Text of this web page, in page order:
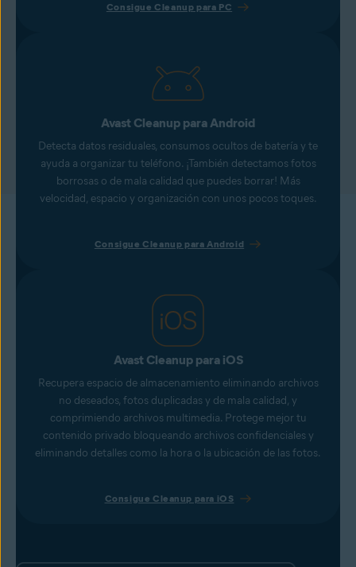
Consigue Cleanup para PC
Avast Cleanup para Android
Detecta datos residuales, consumos ocultos de batería y te
ayuda a organizar tu teléfono. ¡También detectamos fotos
borrosas o de mala calidad que puedes borrar! Más
velocidad, espacio y organización con unos pocos toques.
Consigue Cleanup para Android
Avast Cleanup para iOS
Recupera espacio de almacenamiento eliminando archivos
no deseados, fotos duplicadas y de mala calidad, y
comprimiendo archivos multimedia. Protege mejor tu
contenido privado bloqueando archivos confidenciales y
eliminando detalles como la hora o la ubicación de las fotos.
Consigue Cleanup para iOS